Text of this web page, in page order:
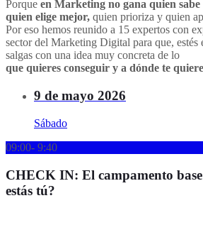
Porque en Marketing no gana quien sabe
quien elige mejor, quien prioriza y quien
Por eso hemos reunido a 15 expertos con
sector del Marketing Digital para que, estés
salgas con una idea muy concreta de lo
que quieres conseguir y a dónde te
9 de mayo 2026
Sábado
09:00- 9:40
CHECK IN: El campamento
estás tú?